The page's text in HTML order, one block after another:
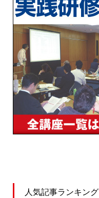
人気記事ランキング